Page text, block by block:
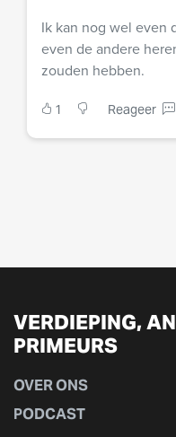
Ik kan nog wel even
even de andere
zouden hebben.
1 Reageer
VERDIEPING,
PRIMEURS
OVER ONS
PODCAST